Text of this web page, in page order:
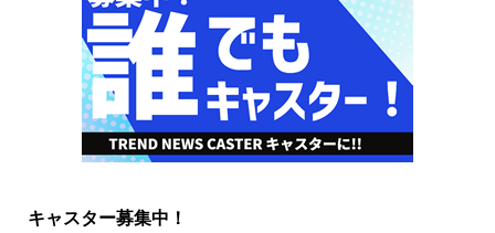
キャスター募集中！